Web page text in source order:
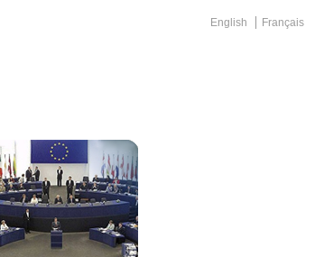
English Français